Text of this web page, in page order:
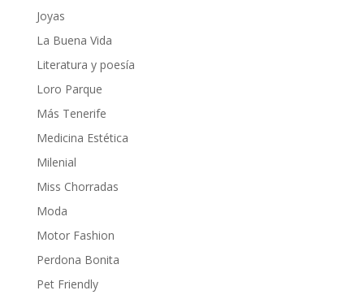
Joyas
La Buena Vida
Literatura y poesía
Loro Parque
Más Tenerife
Medicina Estética
Milenial
Miss Chorradas
Moda
Motor Fashion
Perdona Bonita
Pet Friendly